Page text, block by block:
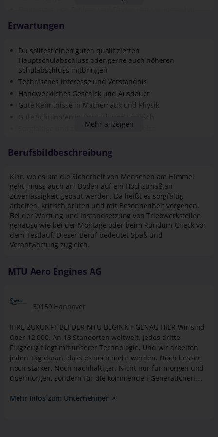
Durchführung von Qualitäts-Sicherungsverfahren und
Erwartungen
Du solltest einen guten qualifizierten
Hauptschulabschluss oder gerne auch höheren
Schulabschluss mitbringen
Technisches Interesse und Verständnis
Handwerkliches Geschick und Ausdauer
Gute Kenntnisse in Mathematik und Physik
Sorgfältige und strukturierte Arbeitsweise
Deutschkenntnisse auf dem Niveau B1/B2
Mehr anzeigen
Berufsbildbeschreibung
Klar, wo es um die Sicherheit von Menschen am Himmel
geht, muss auch am Boden auf ein Höchstmaß an
Zuverlässigkeit gebaut werden. Da heißt es sorgfältig
arbeiten, kritisch prüfen und mit Besonnenheit vorgehen.
Bei der Wartung und Instandsetzung von Triebwerksteilen
genauso wie bei der Montage oder beim Rundum-Check vor
dem Testlauf. Dieser Beruf bedeutet Spaß und
Verantwortung zugleich.
MTU Aero Engines AG
30159 Hannover
IHRE ZUKUNFT BEI DER MTU BEGINNT GENAU HIER Wir sind
über 12.000. An 18 Standorten weltweit. Jedes dritte
Flugzeug fliegt mit unserer Technologie. Und wir arbeiten
jeden Tag daran, dass es noch mehr werden. Noch besser,
noch stärker. Noch nachhaltiger. Nicht nur für morgen und
übermorgen, sondern für die kommenden Generationen.
Welt. Menschen, die es fliegen lassen – das Flugzeug. Denn
Mehr Infos zum Unternehmen >